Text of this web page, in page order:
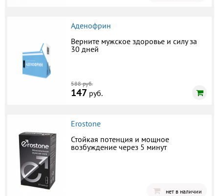
Аденофрин
Верните мужское здоровье и силу за
30 дней
588 руб.
147 руб.
Erostone
Стойкая потенция и мощное
возбуждение через 5 минут
нет в наличии